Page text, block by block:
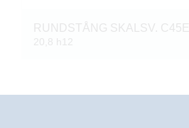
RUNDSTÅNG SKALSV. C45E
20,8 h12